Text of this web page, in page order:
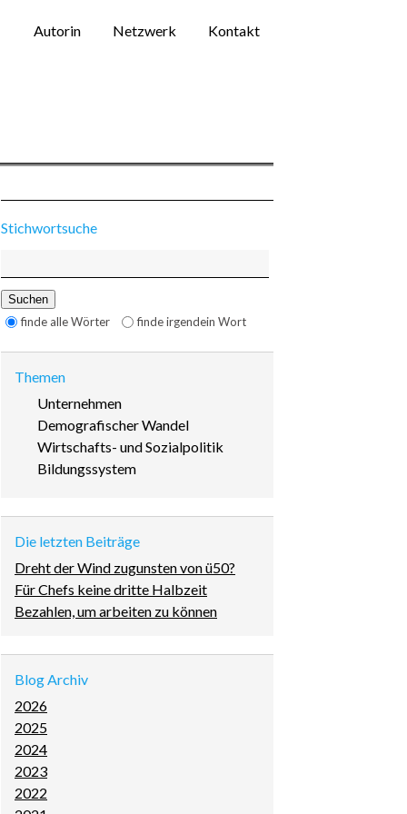
Navigation
Autorin Netzwerk Kontakt
Stichwortsuche
Suchen
Optionen
finde alle Wörter finde irgendein Wort
Themen
Navigation
überspringen
Unternehmen
Demografischer Wandel
Wirtschafts- und Sozialpolitik
Bildungssystem
Die letzten Beiträge
Dreht der Wind zugunsten von ü50?
Für Chefs keine dritte Halbzeit
Bezahlen, um arbeiten zu können
Blog Archiv
2026
2025
2024
2023
2022